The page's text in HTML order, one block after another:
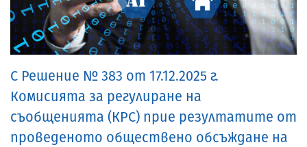
С Решение № 383 от 17.12.2025 г.
Комисията за регулиране на
съобщенията (КРС) прие резултатите от
проведеното обществено обсъждане на